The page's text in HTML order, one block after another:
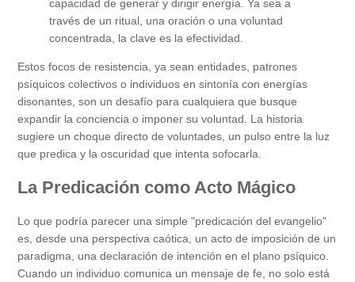
capacidad de generar y dirigir energía. Ya sea a
través de un ritual, una oración o una voluntad
concentrada, la clave es la efectividad.
Estos focos de resistencia, ya sean entidades, patrones
psíquicos colectivos o individuos en sintonía con energías
disonantes, son un desafío para cualquiera que busque
expandir la conciencia o imponer su voluntad. La historia
sugiere un choque directo de voluntades, un pulso entre la luz
que predica y la oscuridad que intenta sofocarla.
La Predicación como Acto Mágico
Lo que podría parecer una simple "predicación del evangelio"
es, desde una perspectiva caótica, un acto de imposición de un
paradigma, una declaración de intención en el plano psíquico.
Cuando un individuo comunica un mensaje de fe, no solo está